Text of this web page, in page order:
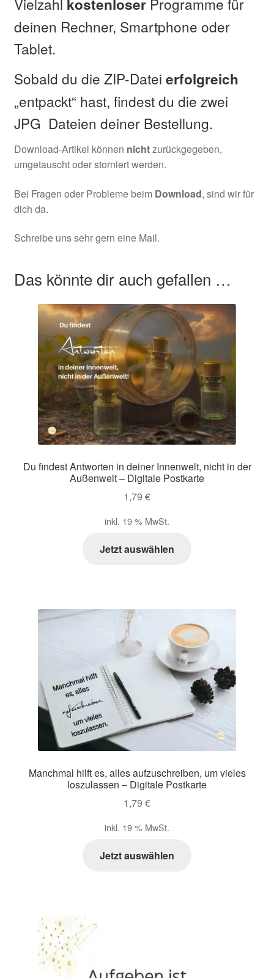
Vielzahl kostenloserProgramme für
deinen Rechner, Smartphone oder
Tablet.
Sobald du die ZIP-Datei erfolgreich
„entpackt“ hast, findest du die zwei
JPG Dateien deiner Bestellung.
Download-Artikel können nichtzurückgegeben,
umgetauscht oder storniert werden.
Bei Fragen oder Probleme beim Download, sind wir für
dich da.
Schreibe uns sehr gern eine Mail.
Das könnte dir auch gefallen …
Du findest Antworten in deiner Innenwelt, nicht in der
Außenwelt – Digitale Postkarte
1,79 €
inkl. 19 % MwSt.
Jetzt auswählen
Manchmal hilft es, alles aufzuschreiben, um vieles
loszulassen – Digitale Postkarte
1,79 €
inkl. 19 % MwSt.
Jetzt auswählen